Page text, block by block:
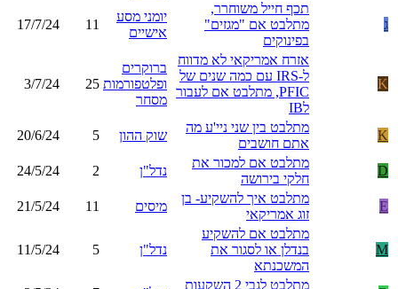
ג
תכף חייל משוחרר,
מתלבט אם "מגזים"
בפינוקים
יומני מסע
אישיים
11
17/7/24
K
אזרח אמריקאי לא מדווח
ל-IRS עם כמה שנים של
PFIC, מתלבט אם לעבור
לIB
ברוקרים
ופלטפורמות
מסחר
25
3/7/24
K
מתלבט בין שני ניי'ע מה
אתם חושבים
שוק ההון 5
20/6/24
D
מתלבט אם למכור את
חלקי בירושה
נדל"ן 2
24/5/24
E
מתלבט איך להשקיע- בן
זוג אמריקאי
מיסים 11
21/5/24
M
מתלבט אם להשקיע
בנדלן או לסגור את
המשכנתא
נדל"ן 5
11/5/24
מתלבט לגבי 2 השקעות